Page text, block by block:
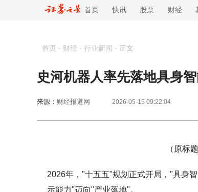
首页 快讯 股票 财经
首页 - 财经 - 行业新闻 - 正文
史河机器人率先落地具身
来源： 财经报道网 2026-05-15 09:22:04
（原标
2026年，"十五五"规划正式开局，"具身
示能力"迈向"产业落地"。